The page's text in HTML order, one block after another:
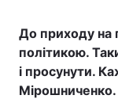
До приходу на
політикою.
і просунути.